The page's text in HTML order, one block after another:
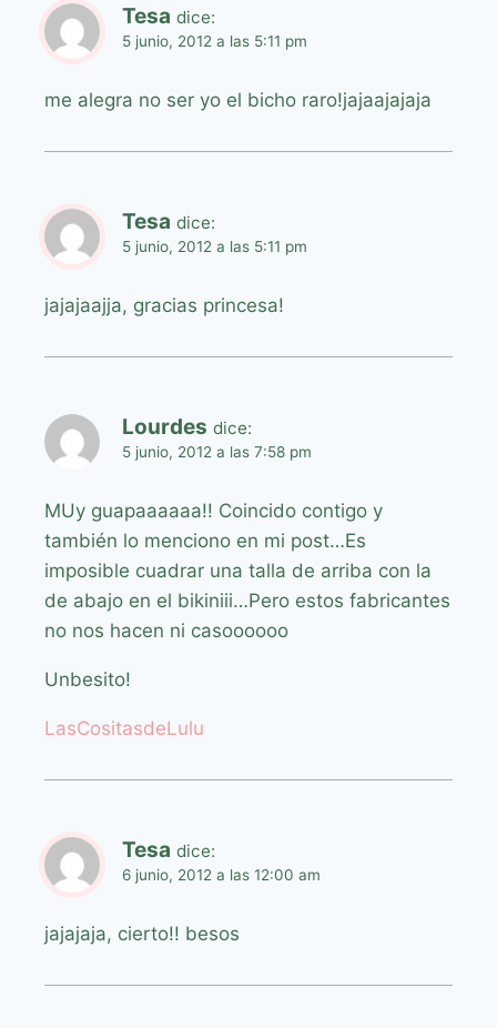
Tesa dice:
5 junio, 2012 a las 5:11 pm
me alegra no ser yo el bicho raro!jajaajajaja
Tesa dice:
5 junio, 2012 a las 5:11 pm
jajajaajja, gracias princesa!
Lourdes dice:
5 junio, 2012 a las 7:58 pm
MUy guapaaaaaa!! Coincido contigo y
también lo menciono en mi post…Es
imposible cuadrar una talla de arriba con la
de abajo en el bikiniii…Pero estos fabricantes
no nos hacen ni casoooooo
Unbesito!
LasCositasdeLulu
Tesa dice:
6 junio, 2012 a las 12:00 am
jajajaja, cierto!! besos